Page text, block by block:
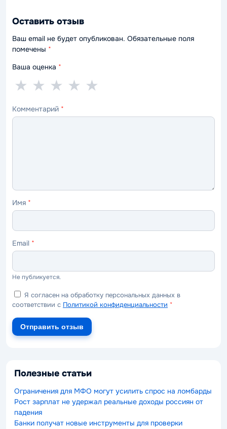
Оставить отзыв
Ваш email не будет опубликован. Обязательные поля
помечены *
Ваша оценка *
5
—
★
4
—
★
3
—
★
2
—
★
1
—
★
Комментарий *
Имя *
Email *
Не публикуется.
Я согласен на обработку персональных данных в
соответствии с Политикой конфиденциальности *
Отправить отзыв
Полезные статьи
Ограничения для МФО могут усилить спрос на ломбарды
Рост зарплат не удержал реальные доходы россиян от
падения
Банки получат новые инструменты для проверки